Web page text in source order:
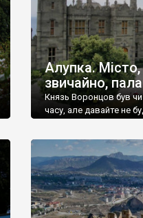
Алупка. Місто,
звичайно,
Князь Воронцов був
часу, але давайте не